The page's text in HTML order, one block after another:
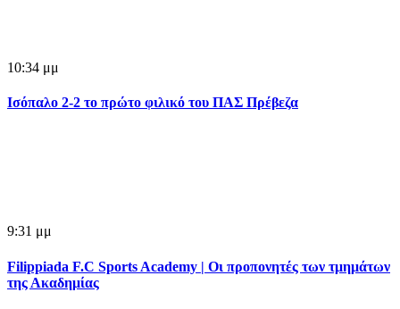
10:34 μμ
Ισόπαλο 2-2 το πρώτο φιλικό του ΠΑΣ Πρέβεζα
9:31 μμ
Filippiada F.C Sports Academy | Οι προπονητές των τμημάτων
της Ακαδημίας